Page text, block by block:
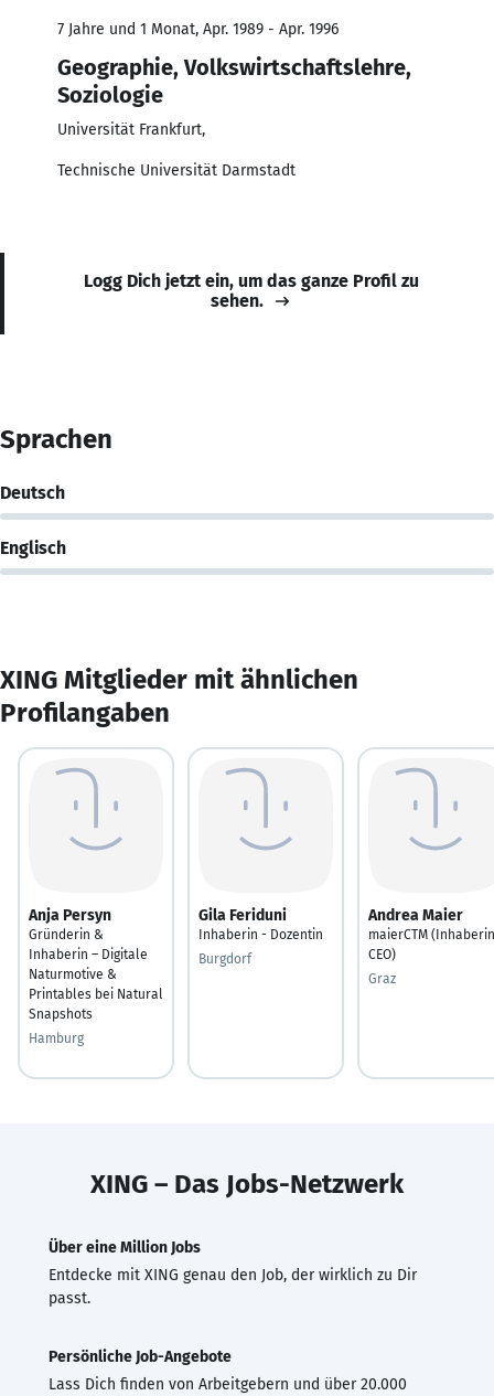
7 Jahre und 1 Monat, Apr. 1989 - Apr. 1996
Geographie, Volkswirtschaftslehre,
Soziologie
Universität Frankfurt,
Technische Universität Darmstadt
Logg Dich jetzt ein, um das ganze Profil zu
sehen.
Sprachen
Deutsch
Englisch
XING Mitglieder mit ähnlichen
Profilangaben
Anja Persyn
Gründerin &
Inhaberin – Digitale
Naturmotive &
Printables bei Natural
Snapshots
Hamburg
Gila Feriduni
Inhaberin - Dozentin
Burgdorf
Andrea Maier
maierCTM
CEO)
Graz
XING – Das Jobs-Netzwerk
Über eine Million Jobs
Entdecke mit XING genau den Job, der wirklich zu Dir
passt.
Persönliche Job-Angebote
Lass Dich finden von Arbeitgebern und über 20.000